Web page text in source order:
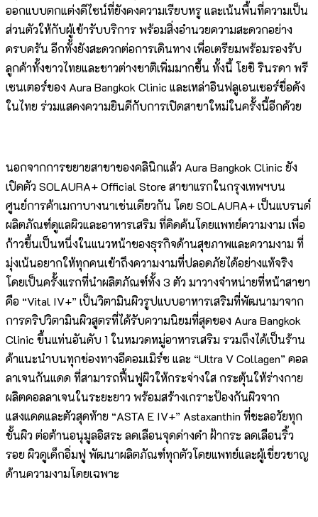
ออกแบบตกแต่งดีไซน์ที่ยังคงความเรียบหรู และเน้นพื้นที่ความเป็น
ส่วนตัวให้กับผู้เข้ารับบริการ พร้อมสิ่งอำนวยความสะดวกอย่าง
ครบครัน อีกทั้งยังสะดวกต่อการเดินทาง เพื่อเตรียมพร้อมรองรับ
ลูกค้าทั้งชาวไทยและชาวต่างชาติเพิ่มมากขึ้น ทั้งนี้ โยชิ รินรดา พรี
เซนเตอร์ของ Aura Bangkok Clinic และเหล่าอินฟลูเอนเซอร์ชื่อดัง
ในไทย ร่วมแสดงความยินดีกับการเปิดสาขาใหม่ในครั้งนี้อีกด้วย
นอกจากการขยายสาขาของคลินิกแล้ว Aura Bangkok Clinic ยัง
เปิดตัว SOLAURA+ Official Store สาขาแรกในกรุงเทพฯบน
ศูนย์การค้าเมกาบางนาเช่นเดียวกัน โดย SOLAURA+ เป็นแบรนด์
ผลิตภัณฑ์ดูแลผิวและอาหารเสริม ที่คิดค้นโดยแพทย์ความงาม เพื่อ
ก้าวขึ้นเป็นหนึ่งในแนวหน้าของธุรกิจด้านสุขภาพและความงาม ที่
มุ่งเน้นอยากให้ทุกคนเข้าถึงความงามที่ปลอดภัยได้อย่างแท้จริง
โดยเป็นครั้งแรกที่นำผลิตภัณฑ์ทั้ง 3 ตัว มาวางจำหน่ายที่หน้าสาขา
คือ “Vital IV+” เป็นวิตามินผิวรูปแบบอาหารเสริมที่พัฒนามาจาก
การดริปวิตามินผิวสูตรที่ได้รับความนิยมที่สุดของ Aura Bangkok
Clinic ขึ้นแท่นอันดับ 1 ในหมวดหมู่อาหารเสริม รวมถึงได้เป็นร้าน
ค้าแนะนำบนทุกช่องทางอีคอมเมิร์ซ และ “Ultra V Collagen” คอล
ลาเจนกันแดด ที่สามารถฟื้นฟูผิวให้กระจ่างใส กระตุ้นให้ร่างกาย
ผลิตคอลลาเจนในระยะยาว พร้อมสร้างเกราะป้องกันผิวจาก
แสงแดดและตัวสุดท้าย “ASTA E IV+” Astaxanthin ที่ชะลอวัยทุก
ชั้นผิว ต่อต้านอนุมูลอิสระ ลดเลือนจุดด่างดำ ฝ้ากระ ลดเลือนริ้ว
รอย ผิวดูเด็กอิ่มฟู พัฒนาผลิตภัณฑ์ทุกตัวโดยแพทย์และผู้เชี่ยวชาญ
ด้านความงามโดยเฉพาะ